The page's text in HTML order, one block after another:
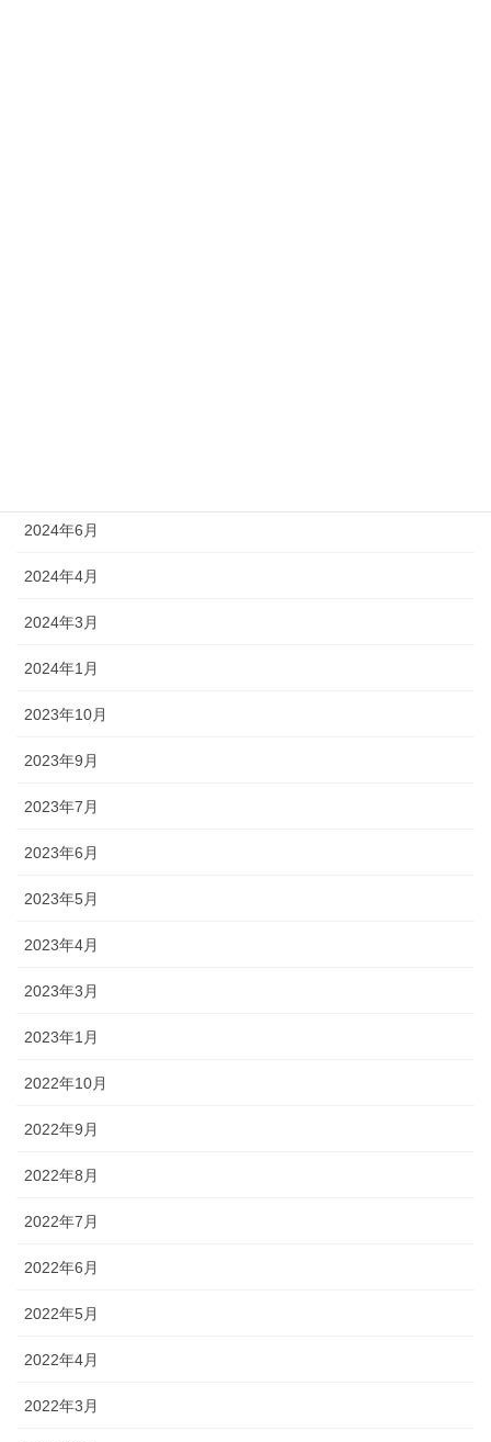
2024年6月
2024年4月
2024年3月
2024年1月
2023年10月
2023年9月
2023年7月
2023年6月
2023年5月
2023年4月
2023年3月
2023年1月
2022年10月
2022年9月
2022年8月
2022年7月
2022年6月
2022年5月
2022年4月
2022年3月